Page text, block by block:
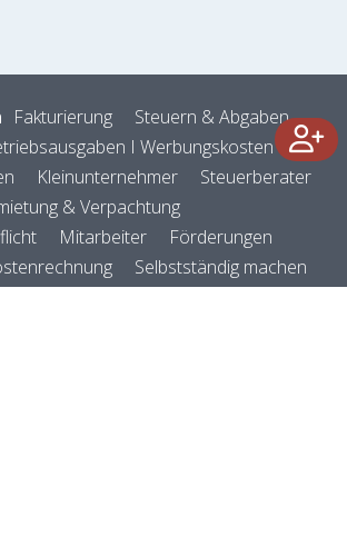
Fakturierung
Steuern & Abgaben
I Werbungskosten
Kleinunternehmer
Steuerberater
& Verpachtung
Mitarbeiter
Förderungen
Selbstständig machen